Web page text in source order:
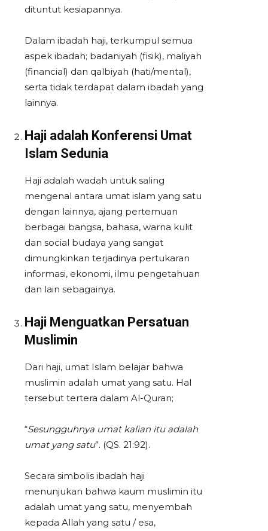
dituntut kesiapannya.
Dalam ibadah haji, terkumpul semua
aspek ibadah; badaniyah (fisik), maliyah
(financial) dan qalbiyah (hati/mental),
serta tidak terdapat dalam ibadah yang
lainnya.
Haji adalah Konferensi Umat
Islam Sedunia
Haji adalah wadah untuk saling
mengenal antara umat islam yang satu
dengan lainnya, ajang pertemuan
berbagai bangsa, bahasa, warna kulit
dan social budaya yang sangat
dimungkinkan terjadinya pertukaran
informasi, ekonomi, ilmu pengetahuan
dan lain sebagainya.
Haji Menguatkan Persatuan
Muslimin
Dari haji, umat Islam belajar bahwa
muslimin adalah umat yang satu. Hal
tersebut tertera dalam Al-Quran;
“Sesungguhnya umat kalian itu adalah
umat yang satu”. (QS. 21:92).
Secara simbolis ibadah haji
menunjukan bahwa kaum muslimin itu
adalah umat yang satu, menyembah
kepada Allah yang satu / esa,